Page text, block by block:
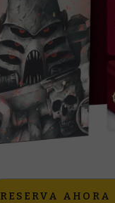
RESERVA AHORA